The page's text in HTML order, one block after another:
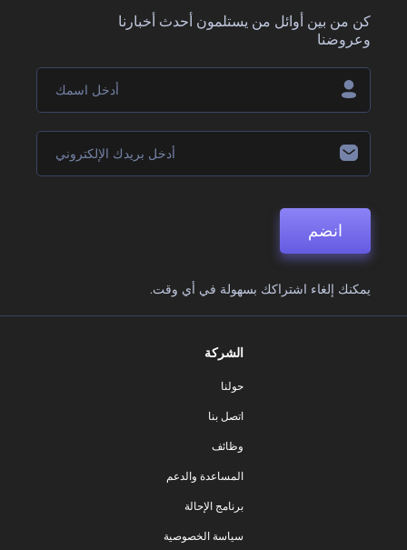
كن من بين أوائل من يستلمون أحدث أخبارنا
وعروضنا
انضم
يمكنك إلغاء اشتراكك بسهولة في أي وقت.
الشركة
حولنا
اتصل بنا
وظائف
المساعدة والدعم
برنامج الإحالة
سياسة الخصوصية